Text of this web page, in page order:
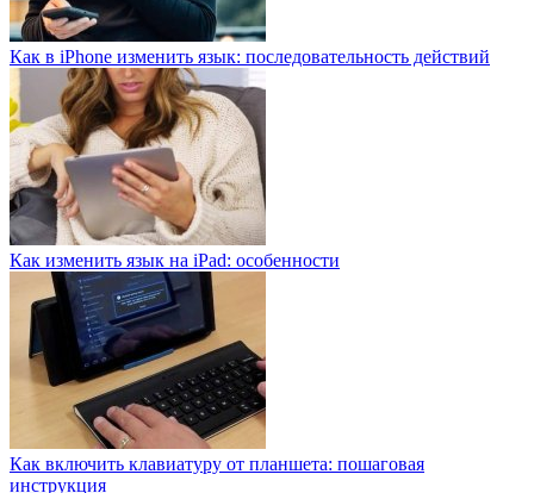
Как в iPhone изменить язык: последовательность действий
Как изменить язык на iPad: особенности
Как включить клавиатуру от планшета: пошаговая
инструкция